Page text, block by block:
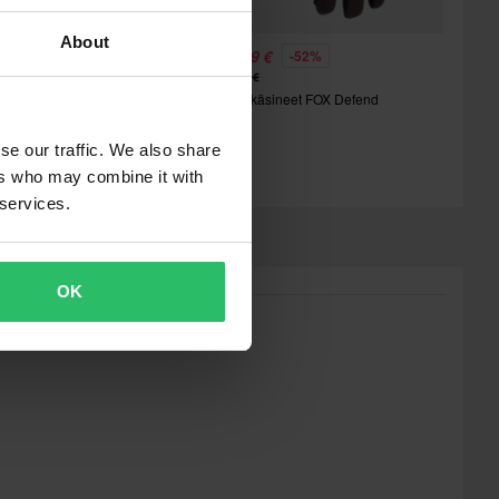
About
our traffic. We also share
who may combine it with
OK
€
Shock
23,99 € -52%
49,99 €
MTB käsineet FOX Defend